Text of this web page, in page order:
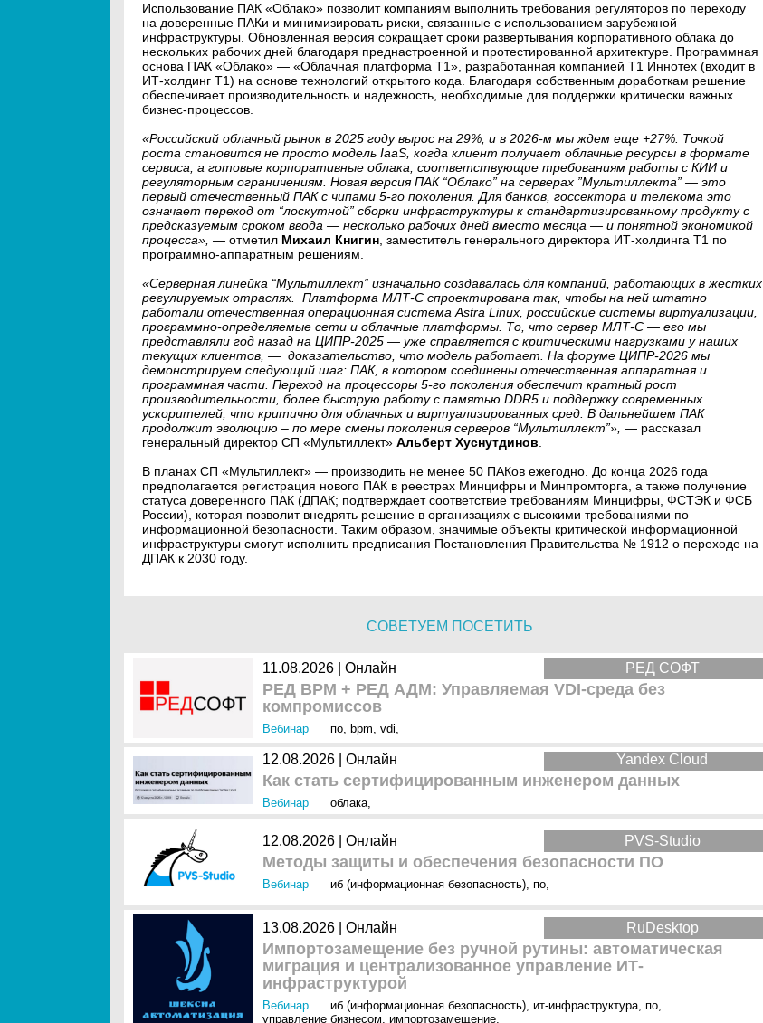
Использование ПАК «Облако» позволит компаниям выполнить требования регуляторов по переходу
на доверенные ПАКи и минимизировать риски, связанные с использованием зарубежной
инфраструктуры. Обновленная версия сокращает сроки развертывания корпоративного облака до
нескольких рабочих дней благодаря преднастроенной и протестированной архитектуре. Программная
основа ПАК «Облако» — «Облачная платформа Т1», разработанная компанией Т1 Иннотех (входит в
ИТ-холдинг Т1) на основе технологий открытого кода. Благодаря собственным доработкам решение
обеспечивает производительность и надежность, необходимые для поддержки критически важных
бизнес-процессов.
«Российский облачный рынок в 2025 году вырос на 29%, и в 2026-м мы ждем еще +27%. Точкой
роста становится не просто модель IaaS, когда клиент получает облачные ресурсы в формате
сервиса, а готовые корпоративные облака, соответствующие требованиям работы с КИИ и
регуляторным ограничениям. Новая версия ПАК “Облако” на серверах ”Мультиллекта” — это
первый отечественный ПАК с чипами 5-го поколения. Для банков, госсектора и телекома это
означает переход от “лоскутной” сборки инфраструктуры к стандартизированному продукту с
предсказуемым сроком ввода — несколько рабочих дней вместо месяца — и понятной экономикой
процесса», — отметил Михаил Книгин , заместитель генерального директора ИТ-холдинга Т1 по
программно-аппаратным решениям.
«Серверная линейка “Мультиллект” изначально создавалась для компаний, работающих в жестких
регулируемых отраслях. Платформа МЛТ-С спроектирована так, чтобы на ней штатно
работали отечественная операционная система Astra Linux, российские системы виртуализации,
программно-определяемые сети и облачные платформы. То, что сервер МЛТ-С — его мы
представляли год назад на ЦИПР-2025 — уже справляется с критическими нагрузками у наших
текущих клиентов, — доказательство, что модель работает. На форуме ЦИПР-2026 мы
демонстрируем следующий шаг: ПАК, в котором соединены отечественная аппаратная и
программная части. Переход на процессоры 5-го поколения обеспечит кратный рост
производительности, более быструю работу с памятью DDR5 и поддержку современных
ускорителей, что критично для облачных и виртуализированных сред. В дальнейшем ПАК
продолжит эволюцию – по мере смены поколения серверов “Мультиллект”», — рассказал
генеральный директор СП «Мультиллект» Альберт Хуснутдинов
В планах СП «Мультиллект» — производить не менее 50 ПАКов ежегодно. До конца 2026 года
предполагается регистрация нового ПАК в реестрах Минцифры и Минпромторга, а также получение
статуса доверенного ПАК (ДПАК; подтверждает соответствие требованиям Минцифры, ФСТЭК и ФСБ
России), которая позволит внедрять решение в организациях с высокими требованиями по
информационной безопасности. Таким образом, значимые объекты критической информационной
инфраструктуры смогут исполнить предписания Постановления Правительства № 1912 о переходе на
ДПАК к 2030 году.
СОВЕТУЕМ ПОСЕТИТЬ
РЕД СОФТ
11.08.2026 | Онлайн
РЕД ВРМ + РЕД АДМ: Управляемая VDI-среда без
компромиссов
Вебинар по, bpm, vdi,
Yandex Cloud
12.08.2026 | Онлайн
Как стать сертифицированным инженером данных
Вебинар облака,
PVS-Studio
12.08.2026 | Онлайн
Методы защиты и обеспечения безопасности ПО
Вебинар иб (информационная безопасность), по,
RuDesktop
13.08.2026 | Онлайн
Импортозамещение без ручной рутины: автоматическая
миграция и централизованное управление ИТ-
инфраструктурой
Вебинар иб (информационная безопасность), ит-инфраструктура, по,
управление бизнесом, импортозамещение,